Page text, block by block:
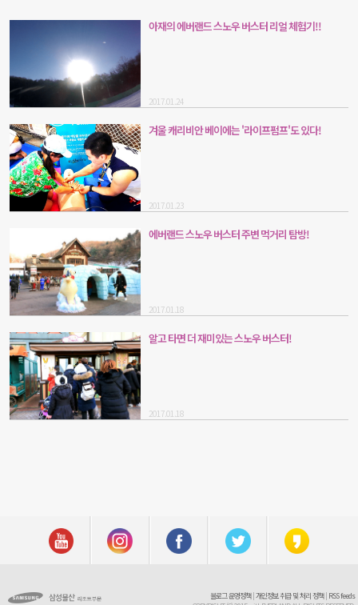
아재의 에버랜드 스노우 버스터 리얼 체험기!!
2017.01.24
겨울 캐리비안 베이에는 '라이프펌프'도 있다!
2017.01.23
에버랜드 스노우 버스터 주변 먹거리 탐방!
2017.01.18
알고 타면 더 재미있는 스노우 버스터!
2017.01.18
블로그 운영정책| 개인정보 취급 및 처리 정책| RSS feeds